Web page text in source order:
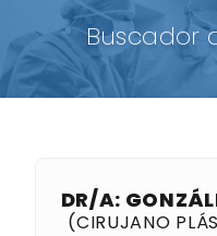
Buscador
DR/A:
(CIRUJANO